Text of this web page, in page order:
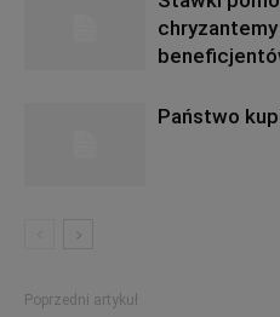
Państwo
Poprzedni artykuł